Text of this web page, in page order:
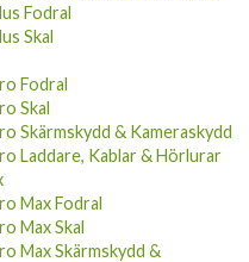
Fodral
Skal
Fodral
Skal
Skärmskydd & Kameraskydd
Laddare, Kablar & Hörlurar
Max Fodral
Max Skal
Max Skärmskydd &